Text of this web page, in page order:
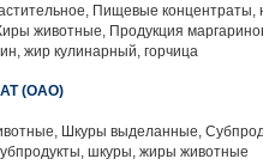
Пищевые концентраты,
животные, Продукция
жир кулинарный, горчица
(ОАО)
Шкуры выделанные,
шкуры, жиры животные